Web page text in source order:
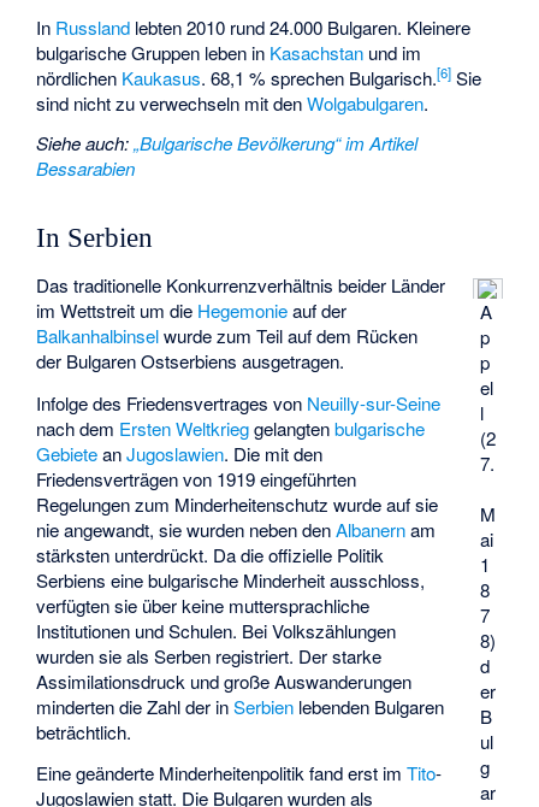
In Russland lebten 2010 rund 24.000 Bulgaren. Kleinere
bulgarische Gruppen leben in Kasachstan und im
nördlichen Kaukasus. 68,1 % sprechen Bulgarisch.[6] Sie
sind nicht zu verwechseln mit denWolgabulgaren.
Siehe auch:„Bulgarische Bevölkerung“ im Artikel
Bessarabien
In Serbien
A
p
p
el
l
(2
7.
M
ai
1
8
7
8)
d
er
B
ul
g
ar
Das traditionelle Konkurrenzverhältnis beider Länder
im Wettstreit um die Hegemonieauf der
Balkanhalbinselwurde zum Teil auf dem Rücken
der Bulgaren Ostserbiens ausgetragen.
Infolge des Friedensvertrages von Neuilly-sur-Seine
nach dem Ersten Weltkrieggelangtenbulgarische
GebieteanJugoslawien. Die mit den
Friedensverträgen von 1919 eingeführten
Regelungen zum Minderheitenschutz wurde auf sie
nie angewandt, sie wurden neben denAlbanernam
stärksten unterdrückt. Da die offizielle Politik
Serbiens eine bulgarische Minderheit ausschloss,
verfügten sie über keine muttersprachliche
Institutionen und Schulen. Bei Volkszählungen
wurden sie als Serben registriert. Der starke
Assimilationsdruck und große Auswanderungen
minderten die Zahl der inSerbien lebenden Bulgaren
beträchtlich.
Eine geänderte Minderheitenpolitik fand erst imTito-
Jugoslawien statt. Die Bulgaren wurden als